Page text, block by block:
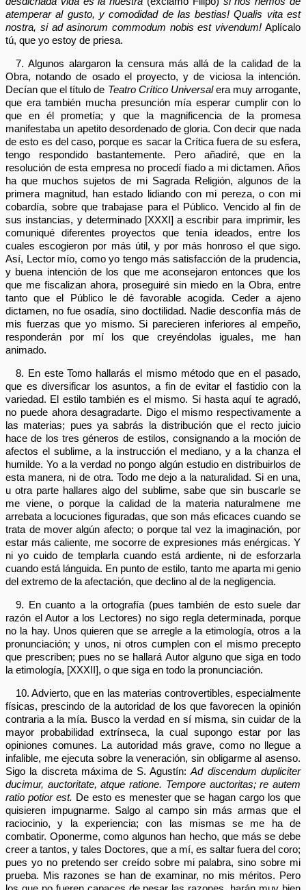
atemperar al gusto, y comodidad de las bestias! Qualis vita est
nostra, si ad asinorum commodum nobis est vivendum! Aplícalo
tú, que yo estoy de priesa.
7. Algunos alargaron la censura más allá de la calidad de la
Obra, notando de osado el proyecto, y de viciosa la intención.
Decían que el título de Teatro Crítico Universalera muy arrogante,
que era también mucha presunción mía esperar cumplir con lo
que en él prometía; y que la magnificencia de la promesa
manifestaba un apetito desordenado de gloria. Con decir que nada
de esto es del caso, porque es sacar la Crítica fuera de su esfera,
tengo respondido bastantemente. Pero añadiré, que en la
resolución de esta empresa no procedí fiado a mi dictamen. Años
ha que muchos sujetos de mi Sagrada Religión, algunos de la
primera magnitud, han estado lidiando con mi pereza, o con mi
cobardía, sobre que trabajase para el Público. Vencido al fin de
sus instancias, y determinado [XXXI] a escribir para imprimir, les
comuniqué diferentes proyectos que tenía ideados, entre los
cuales escogieron por más útil, y por más honroso el que sigo.
Así, Lector mío, como yo tengo más satisfacción de la prudencia,
y buena intención de los que me aconsejaron entonces que los
que me fiscalizan ahora, proseguiré sin miedo en la Obra, entre
tanto que el Público le dé favorable acogida. Ceder a ajeno
dictamen, no fue osadía, sino doctilidad. Nadie desconfía más de
mis fuerzas que yo mismo. Si parecieren inferiores al empeño,
responderán por mí los que creyéndolas iguales, me han
animado.
8. En este Tomo hallarás el mismo método que en el pasado,
que es diversificar los asuntos, a fin de evitar el fastidio con la
variedad. El estilo también es el mismo. Si hasta aquí te agradó,
no puede ahora desagradarte. Digo el mismo respectivamente a
las materias; pues ya sabrás la distribución que el recto juicio
hace de los tres géneros de estilos, consignando a la moción de
afectos el sublime, a la instrucción el mediano, y a la chanza el
humilde. Yo a la verdad no pongo algún estudio en distribuirlos de
esta manera, ni de otra. Todo me dejo a la naturalidad. Si en una,
u otra parte hallares algo del sublime, sabe que sin buscarle se
me viene, o porque la calidad de la materia naturalmene me
arrebata a locuciones figuradas, que son más eficaces cuando se
trata de mover algún afecto; o porque tal vez la imaginación, por
estar más caliente, me socorre de expresiones más enérgicas. Y
ni yo cuido de templarla cuando está ardiente, ni de esforzarla
cuando está lánguida. En punto de estilo, tanto me aparta mi genio
del extremo de la afectación, que declino al de la negligencia.
9. En cuanto a la ortografía (pues también de esto suele dar
razón el Autor a los Lectores) no sigo regla determinada, porque
no la hay. Unos quieren que se arregle a la etimología, otros a la
pronunciación; y unos, ni otros cumplen con el mismo precepto
que prescriben; pues no se hallará Autor alguno que siga en todo
la etimología, [XXXII], o que siga en todo la pronunciación.
10. Advierto, que en las materias controvertibles, especialmente
físicas, prescindo de la autoridad de los que favorecen la opinión
contraria a la mía. Busco la verdad en sí misma, sin cuidar de la
mayor probabilidad extrínseca, la cual supongo estar por las
opiniones comunes. La autoridad más grave, como no llegue a
infalible, me ejecuta sobre la veneración, sin obligarme al asenso.
Sigo la discreta máxima de S. Agustín:Ad discendum dupliciter
ducimur, auctoritate, atque ratione. Tempore auctoritas; re autem
ratio potior est. De esto es menester que se hagan cargo los que
quisieren impugnarme. Salgo al campo sin más armas que el
raciocinio, y la experiencia; con las mismas se me ha de
combatir. Oponerme, como algunos han hecho, que más se debe
creer a tantos, y tales Doctores, que a mí, es saltar fuera del coro;
pues yo no pretendo ser creído sobre mi palabra, sino sobre mi
prueba. Mis razones se han de examinar, no mis méritos. Pero